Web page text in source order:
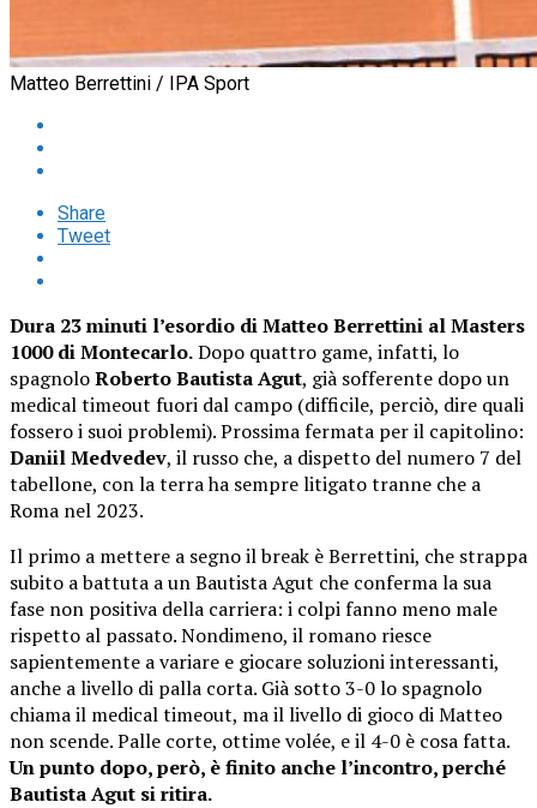
Matteo Berrettini / IPA Sport
Share
Tweet
Dura 23 minuti l’esordio di Matteo Berrettini al Masters
1000 di Montecarlo.Dopo quattro game, infatti, lo
spagnoloRoberto Bautista Agut, già sofferente dopo un
medical timeout fuori dal campo (difficile, perciò, dire quali
fossero i suoi problemi). Prossima fermata per il capitolino:
Daniil Medvedev, il russo che, a dispetto del numero 7 del
tabellone, con la terra ha sempre litigato tranne che a
Roma nel 2023.
Il primo a mettere a segno il break è Berrettini, che strappa
subito a battuta a un Bautista Agut che conferma la sua
fase non positiva della carriera: i colpi fanno meno male
rispetto al passato. Nondimeno, il romano riesce
sapientemente a variare e giocare soluzioni interessanti,
anche a livello di palla corta. Già sotto 3-0 lo spagnolo
chiama il medical timeout, ma il livello di gioco di Matteo
non scende. Palle corte, ottime volée, e il 4-0 è cosa fatta.
Un punto dopo, però, è finito anche l’incontro, perché
Bautista Agut si ritira.